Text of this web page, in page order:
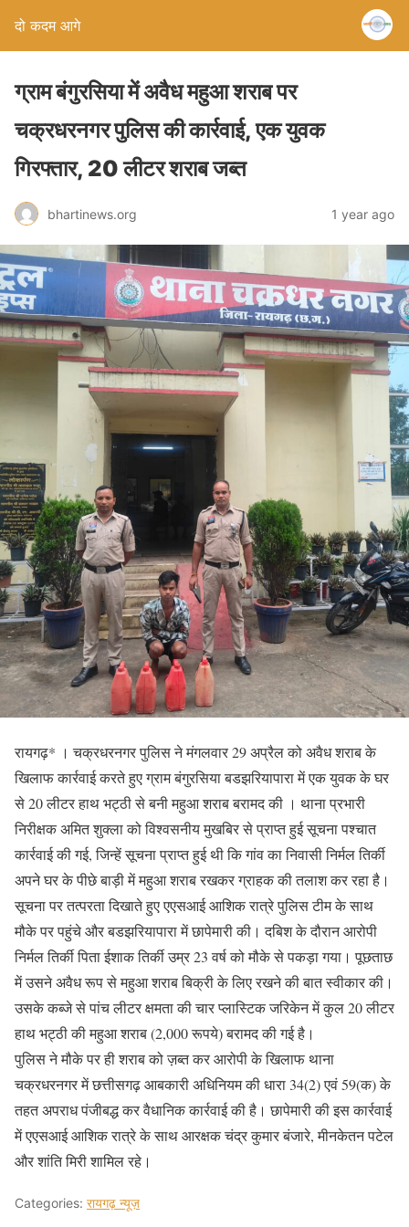
दो कदम आगे
ग्राम बंगुरसिया में अवैध महुआ शराब पर
चक्रधरनगर पुलिस की कार्रवाई, एक युवक
गिरफ्तार, 20 लीटर शराब जब्त
bhartinews.org 1 year ago
रायगढ़* । चक्रधरनगर पुलिस ने मंगलवार 29 अप्रैल को अवैध शराब के
खिलाफ कार्रवाई करते हुए ग्राम बंगुरसिया बडझरियापारा में एक युवक के घर
से 20 लीटर हाथ भट्ठी से बनी महुआ शराब बरामद की । थाना प्रभारी
निरीक्षक अमित शुक्ला को विश्वसनीय मुखबिर से प्राप्त हुई सूचना पश्चात
कार्रवाई की गई, जिन्हें सूचना प्राप्त हुई थी कि गांव का निवासी निर्मल तिर्की
अपने घर के पीछे बाड़ी में महुआ शराब रखकर ग्राहक की तलाश कर रहा है।
सूचना पर तत्परता दिखाते हुए एएसआई आशिक रात्रे पुलिस टीम के साथ
मौके पर पहुंचे और बडझरियापारा में छापेमारी की। दबिश के दौरान आरोपी
निर्मल तिर्की पिता ईशाक तिर्की उम्र 23 वर्ष को मौके से पकड़ा गया। पूछताछ
में उसने अवैध रूप से महुआ शराब बिक्री के लिए रखने की बात स्वीकार की।
उसके कब्जे से पांच लीटर क्षमता की चार प्लास्टिक जरिकेन में कुल 20 लीटर
हाथ भट्ठी की महुआ शराब (2,000 रूपये) बरामद की गई है।
पुलिस ने मौके पर ही शराब को ज़ब्त कर आरोपी के खिलाफ थाना
चक्रधरनगर में छत्तीसगढ़ आबकारी अधिनियम की धारा 34(2) एवं 59(क) के
तहत अपराध पंजीबद्ध कर वैधानिक कार्रवाई की है। छापेमारी की इस कार्रवाई
में एएसआई आशिक रात्रे के साथ आरक्षक चंद्र कुमार बंजारे, मीनकेतन पटेल
और शांति मिरी शामिल रहे।
Categories: रायगढ़ न्यूज़